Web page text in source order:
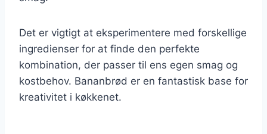
Det er vigtigt at eksperimentere med forskellige
ingredienser for at finde den perfekte
kombination, der passer til ens egen smag og
kostbehov. Bananbrød er en fantastisk base for
kreativitet i køkkenet.